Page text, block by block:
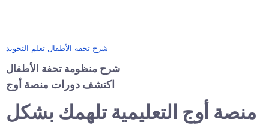
شرح تحفة الأطفال تعلم التجويد
شرح منظومة تحفة الأطفال
اكتشف دورات منصة أوج
منصة أوج التعليمية تلهمك بشكل